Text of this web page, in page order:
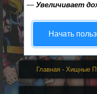
—Увеличивает
Начать
Главная -Хищные